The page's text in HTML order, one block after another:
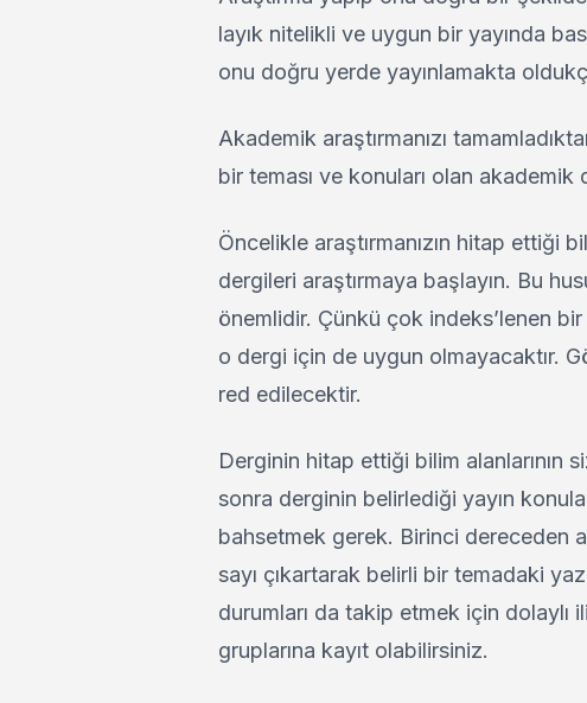
layık nitelikli ve uygun bir yayında
onu doğru yerde yayınlamakta
Akademik araştırmanızı
bir teması ve konuları olan akademik
Öncelikle araştırmanızın hitap ettiği
dergileri araştırmaya başlayın. Bu
önemlidir. Çünkü çok indeks’lenen bir
o dergi için de uygun olmayacaktır.
red edilecektir.
Derginin hitap ettiği bilim alanlarının
sonra derginin belirlediği yayın
bahsetmek gerek. Birinci dereceden
sayı çıkartarak belirli bir temadaki
durumları da takip etmek için
gruplarına kayıt olabilirsiniz.